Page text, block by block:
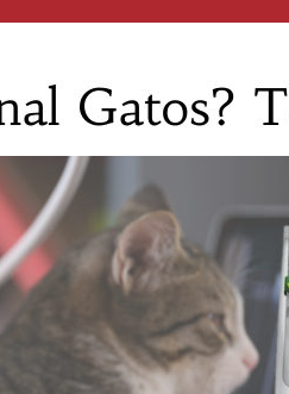
Gatos?